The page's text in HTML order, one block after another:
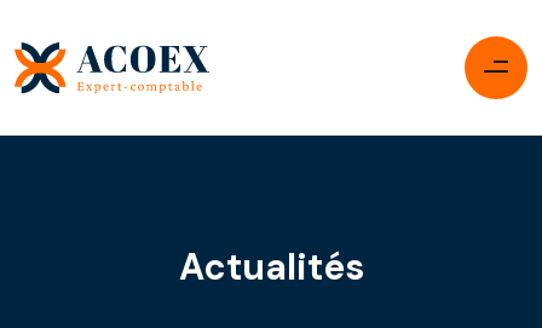
Actualités